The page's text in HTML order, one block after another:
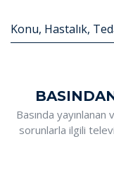
Konu, Hastalık,
Basında
sorunlarla ilgili